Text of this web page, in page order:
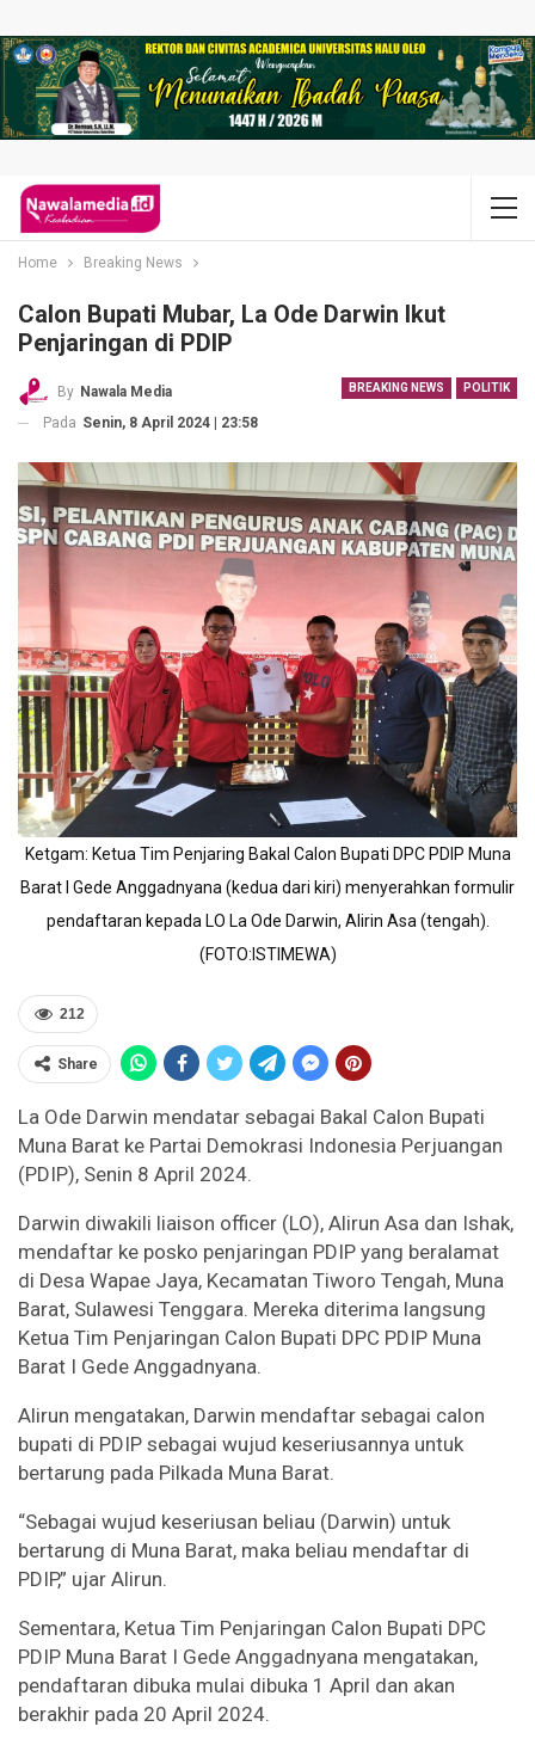
Home Breaking News
Calon Bupati Mubar, La Ode Darwin Ikut
Penjaringan di PDIP
BREAKING NEWS POLITIK
By Nawala Media
Pada Senin, 8 April 2024 | 23:58
Ketgam: Ketua Tim Penjaring Bakal Calon Bupati DPC PDIP Muna
Barat I Gede Anggadnyana (kedua dari kiri) menyerahkan formulir
pendaftaran kepada LO La Ode Darwin, Alirin Asa (tengah).
(FOTO:ISTIMEWA)
212
Share
La Ode Darwin mendatar sebagai Bakal Calon Bupati
Muna Barat ke Partai Demokrasi Indonesia Perjuangan
(PDIP), Senin 8 April 2024.
Darwin diwakili liaison officer (LO), Alirun Asa dan Ishak,
mendaftar ke posko penjaringan PDIP yang beralamat
di Desa Wapae Jaya, Kecamatan Tiworo Tengah, Muna
Barat, Sulawesi Tenggara. Mereka diterima langsung
Ketua Tim Penjaringan Calon Bupati DPC PDIP Muna
Barat I Gede Anggadnyana.
Alirun mengatakan, Darwin mendaftar sebagai calon
bupati di PDIP sebagai wujud keseriusannya untuk
bertarung pada Pilkada Muna Barat.
“Sebagai wujud keseriusan beliau (Darwin) untuk
bertarung di Muna Barat, maka beliau mendaftar di
PDIP,” ujar Alirun.
Sementara, Ketua Tim Penjaringan Calon Bupati DPC
PDIP Muna Barat I Gede Anggadnyana mengatakan,
pendaftaran dibuka mulai dibuka 1 April dan akan
berakhir pada 20 April 2024.